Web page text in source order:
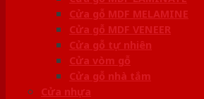
Cửa gỗ MDF MELAMINE
Cửa gỗ MDF VENEER
Cửa gỗ tự nhiên
Cửa vòm gỗ
Cửa gỗ nhà tắm
Cửa nhựa